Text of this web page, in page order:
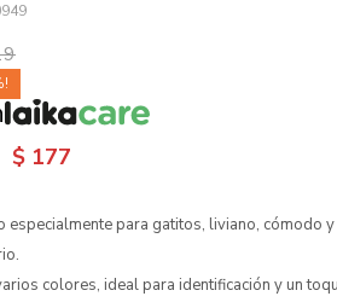
$ 177
especialmente para gatitos, liviano, cómodo
colores, ideal para identificación y un